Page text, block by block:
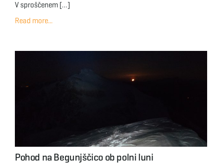
V sproščenem […]
Read more...
Pohod na Begunjščico ob polni luni